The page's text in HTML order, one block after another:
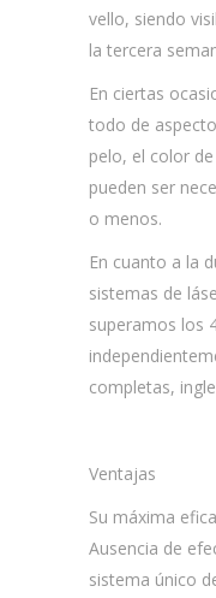
vello, siendo
la tercera
En ciertas
todo de
pelo, el color
pueden ser
o menos.​
En cuanto a la
sistemas de
superamos los
completas,
Ventajas
Su máxima
Ausencia de
sistema único